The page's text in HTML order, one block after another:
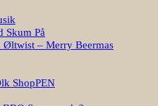
Skum På
Øltwist – Merry Beermas
ShopPEN